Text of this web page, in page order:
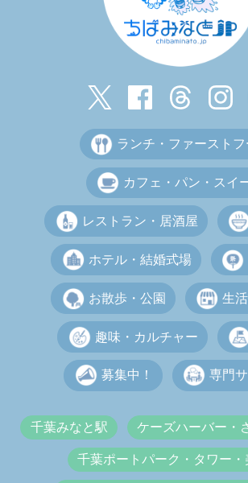
ランチ・ファーストフ
カフェ・パン・スイ
レストラン・居酒屋
ホテル・結婚式場
お散歩・公園 生
趣味・カルチャー
募集中！ 専門
千葉みなと駅 ケーズハーバー・
千葉ポートパーク・タワー・